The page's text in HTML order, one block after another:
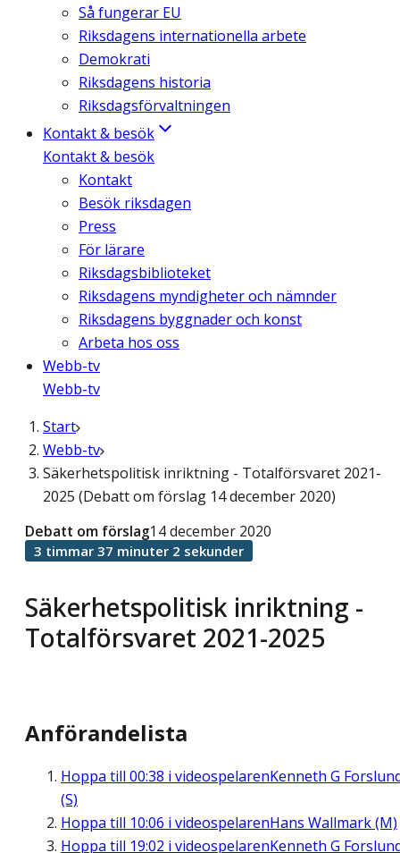
Så fungerar EU
Riksdagens internationella arbete
Demokrati
Riksdagens historia
Riksdagsförvaltningen
Kontakt & besök
Kontakt & besök
Kontakt
Besök riksdagen
Press
För lärare
Riksdagsbiblioteket
Riksdagens myndigheter och nämnder
Riksdagens byggnader och konst
Arbeta hos oss
Webb-tv
Webb-tv
Start
Webb-tv
Säkerhetspolitisk inriktning - Totalförsvaret 2021-
2025 (Debatt om förslag 14 december 2020)
Säkerhetspolitisk inriktning -
Totalförsvaret 2021-2025
Debatt om förslag14 december 2020
3 timmar 37 minuter 2 sekunder
Anförandelista
Hoppa till 00:38 i videospelarenKenneth G
(S)
Hoppa till 10:06 i videospelarenHans Wallmark (M)
Hoppa till 19:02 i videospelarenKenneth G